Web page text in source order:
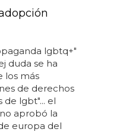
lgbtq+"
duda se ha
los más
de derechos
de lgbt"... el
aprobó la
europa del